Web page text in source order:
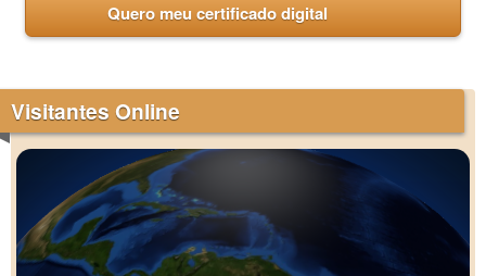
Quero meu certificado digital
Visitantes Online